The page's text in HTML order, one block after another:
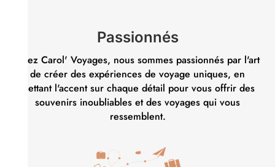
Passionnés
Chez Carol' Voyages, nous sommes passionnés par l'art
de créer des expériences de voyage uniques, en
mettant l'accent sur chaque détail pour vous offrir des
souvenirs inoubliables et des voyages qui vous
ressemblent.